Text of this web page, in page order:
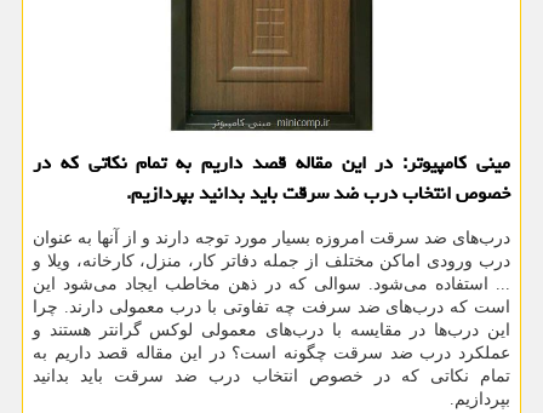
مینی کامپیوتر: در این مقاله قصد داریم به تمام نکاتی که در
خصوص انتخاب درب ضد سرقت باید بدانید بپردازیم.
درب‌های ضد سرقت امروزه بسیار مورد توجه دارند و از آنها به عنوان
درب ورودی اماکن مختلف از جمله دفاتر کار، منزل، کارخانه، ویلا و
... استفاده می‌شود. سوالی که در ذهن مخاطب ایجاد می‌شود این
است که درب‌های ضد سرفت چه تفاوتی با درب معمولی دارند. چرا
این درب‌ها در مقایسه با درب‌های معمولی لوکس گرانتر هستند و
عملکرد درب ضد سرقت چگونه است؟ در این مقاله قصد داریم به
تمام نکاتی که در خصوص انتخاب درب ضد سرقت باید بدانید
بپردازیم.